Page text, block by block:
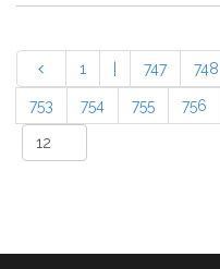
1 747 748
753 754 755 756